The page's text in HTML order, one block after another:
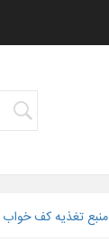
منبع تغذیه کف خواب